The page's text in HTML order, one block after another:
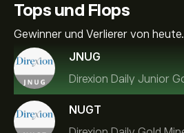
Tops und Flops
Gewinner und Verlierer von heute.
JNUG
NUGT